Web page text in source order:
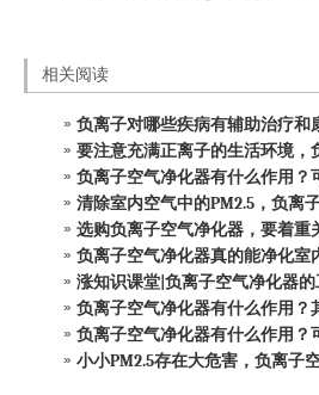
相关阅读
负离子对哪些疾病有辅助治疗和
要注意充满正离子的生活环境，
负离子空气净化器有什么作用？
清除室内空气中的PM2.5，负离
选购负离子空气净化器，要着重
负离子空气净化器真的能净化室
涨知识课堂|负离子空气净化器的
负离子空气净化器有什么作用？
负离子空气净化器有什么作用？
小小PM2.5存在大危害，负离子